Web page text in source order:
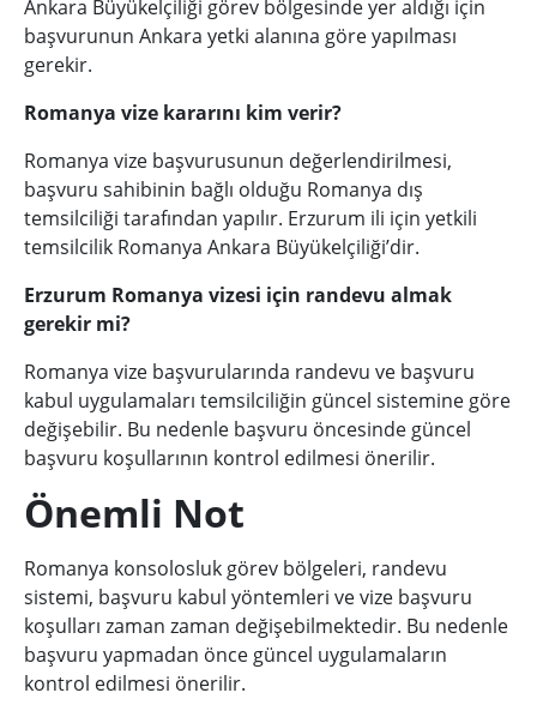
Ankara Büyükelçiliği görev bölgesinde yer aldığı için
başvurunun Ankara yetki alanına göre yapılması
gerekir.
Romanya vize kararını kim verir?
Romanya vize başvurusunun değerlendirilmesi,
başvuru sahibinin bağlı olduğu Romanya dış
temsilciliği tarafından yapılır. Erzurum ili için yetkili
temsilcilik Romanya Ankara Büyükelçiliği’dir.
Erzurum Romanya vizesi için randevu almak
gerekir mi?
Romanya vize başvurularında randevu ve başvuru
kabul uygulamaları temsilciliğin güncel sistemine göre
değişebilir. Bu nedenle başvuru öncesinde güncel
başvuru koşullarının kontrol edilmesi önerilir.
Önemli Not
Romanya konsolosluk görev bölgeleri, randevu
sistemi, başvuru kabul yöntemleri ve vize başvuru
koşulları zaman zaman değişebilmektedir. Bu nedenle
başvuru yapmadan önce güncel uygulamaların
kontrol edilmesi önerilir.